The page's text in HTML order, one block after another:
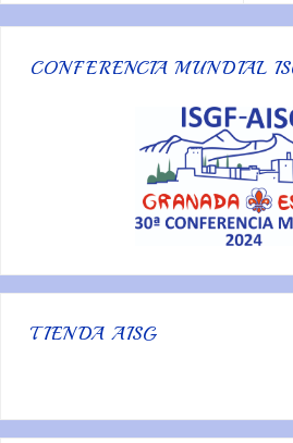
CONFERENCIA MUNDIAL
TIENDA AISG